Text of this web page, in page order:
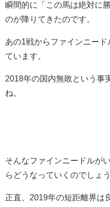
瞬間的に「この馬は絶対に
のが降りてきたのです。
あの1戦からファインニー
ています。
2018年の国内無敗という事
ね。
そんなファインニードルが
らどうなっていくのでしょ
正直、2019年の短距離界は